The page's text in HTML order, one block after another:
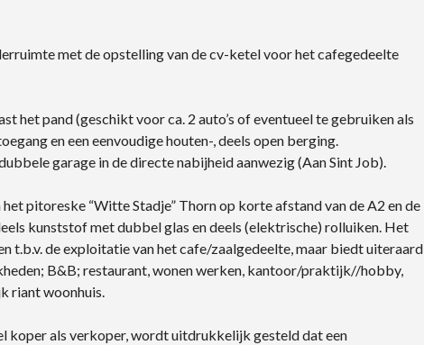
met de opstelling van de cv-ketel voor het cafegedeelte
het pand (geschikt voor ca. 2 auto’s of eventueel te gebruiken als
en een eenvoudige houten-, deels open berging.
garage in de directe nabijheid aanwezig (Aan Sint Job).
pitoreske “Witte Stadje” Thorn op korte afstand van de A2 en de
kunststof met dubbel glas en deels (elektrische) rolluiken. Het
t.b.v. de exploitatie van het cafe/zaalgedeelte, maar biedt uiteraard
B&B; restaurant, wonen werken, kantoor/praktijk//hobby,
riant woonhuis.
koper als verkoper, wordt uitdrukkelijk gesteld dat een